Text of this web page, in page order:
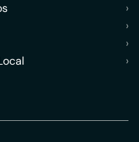
›
›
›
›